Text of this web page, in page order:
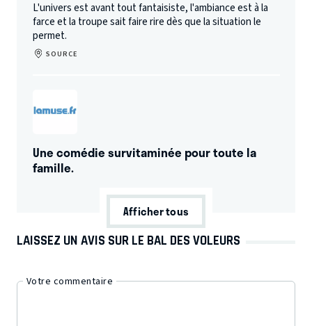
L'univers est avant tout fantaisiste, l'ambiance est à la
farce et la troupe sait faire rire dès que la situation le
permet.
SOURCE
Une comédie survitaminée pour toute la
famille.
Afficher tous
LAISSEZ UN AVIS SUR LE BAL DES VOLEURS
Votre commentaire